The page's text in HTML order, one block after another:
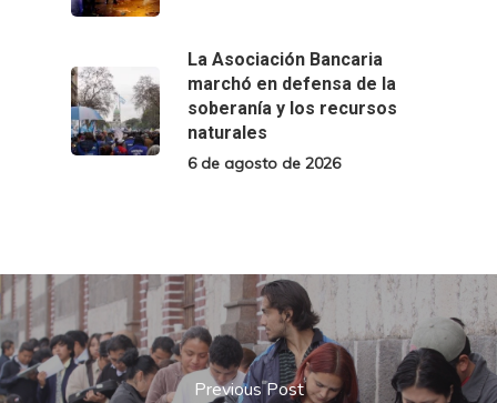
La Asociación Bancaria
marchó en defensa de la
soberanía y los recursos
naturales
6 de agosto de 2026
Previous Post